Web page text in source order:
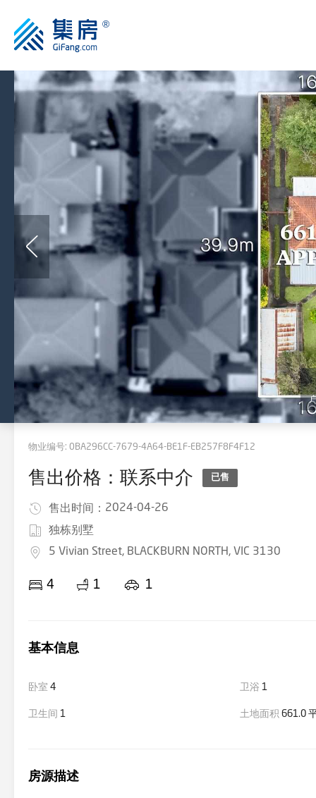
物业编号: 0BA296CC-7679-4A64-BE1F-EB257F8F4F12
售出价格：联系中介 已售
售出时间： 2024-04-26
独栋别墅
5 Vivian Street, BLACKBURN NORTH, VIC 3130
4 1 1
基本信息
卧室 4 卫浴 1
卫生间 1 土地面积 661.0
房源描述